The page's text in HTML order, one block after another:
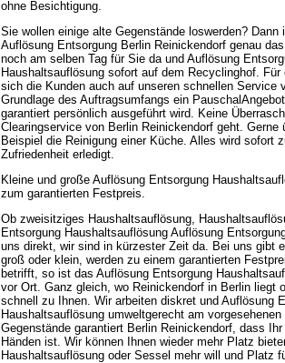
ohne Besichtigung.
Sie wollen einige alte Gegenstände loswerden?
Auflösung Entsorgung Berlin Reinickendorf genau
noch am selben Tag für Sie da und Auflösung
Haushaltsauflösung sofort auf dem Recyclinghof.
sich die Kunden auch auf unseren schnellen Service
Grundlage des Auftragsumfangs ein PauschalAngebot
garantiert persönlich ausgeführt wird. Keine
Clearingservice von Berlin Reinickendorf geht.
Beispiel die Reinigung einer Küche. Alles wird sofort
Zufriedenheit erledigt.
Kleine und große Auflösung Entsorgung
zum garantierten Festpreis.
Ob zweisitziges Haushaltsauflösung,
Entsorgung Haushaltsauflösung Auflösung
uns direkt, wir sind in kürzester Zeit da. Bei uns gibt
groß oder klein, werden zu einem garantierten
betrifft, so ist das Auflösung Entsorgung
vor Ort. Ganz gleich, wo Reinickendorf in Berlin liegt
schnell zu Ihnen. Wir arbeiten diskret und Auflösung
Haushaltsauflösung umweltgerecht am
Gegenstände garantiert Berlin Reinickendorf, dass
Händen ist. Wir können Ihnen wieder mehr Platz
Haushaltsauflösung oder Sessel mehr will und Platz